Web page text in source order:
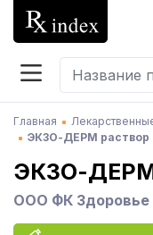
Главная
ЭКЗО-ДЕРМ раствор
ЭКЗО-
ООО ФК Здоровье